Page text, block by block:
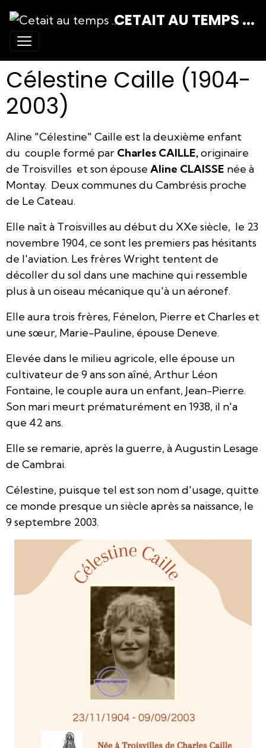
CETAIT AU TEMPS ...
Célestine Caille (1904-
2003)
Aline "Célestine" Caille est la deuxième enfant
du couple formé par Charles CAILLE,originaire
de Troisvilles et son épouse Aline CLAISSE née à
Montay. Deux communes du Cambrésis proche
de Le Cateau.
Elle naît à Troisvilles au début du XXe siècle, le 23
novembre 1904, ce sont les premiers pas hésitants
de l'aviation. Les frères Wright tentent de
décoller du sol dans une machine qui ressemble
plus à un oiseau mécanique qu'à un aéronef.
Elle aura trois frères, Fénelon, Pierre et Charles et
une sœur, Marie-Pauline, épouse Deneve.
Elevée dans le milieu agricole, elle épouse un
cultivateur de 9 ans son aîné, Arthur Léon
Fontaine, le couple aura un enfant, Jean-Pierre.
Son mari meurt prématurément en 1938, il n'a
que 42 ans.
Elle se remarie, après la guerre, à Augustin Lesage
de Cambrai.
Célestine, puisque tel est son nom d'usage, quitte
ce monde presque un siècle après sa naissance, le
9 septembre 2003.